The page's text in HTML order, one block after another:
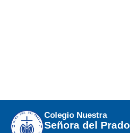
Colegio Nuestra
Señora del Prado